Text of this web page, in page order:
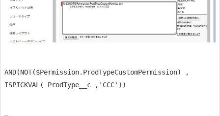
AND(NOT($Permission.ProdTypeCustomPermission) ,
ISPICKVAL( ProdType__c ,'CCC'))